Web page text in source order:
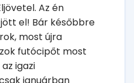
Az én
el! Bár későbbre
most újra
futócipőt most
igazi
januárban